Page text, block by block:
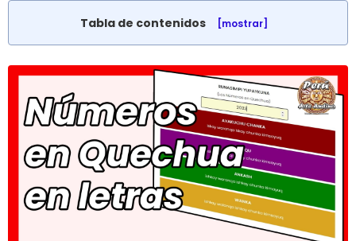
Tabla de contenidos [mostrar]